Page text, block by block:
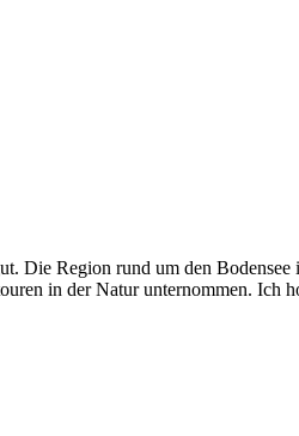
Die Region rund um den
in der Natur unternommen. Ich